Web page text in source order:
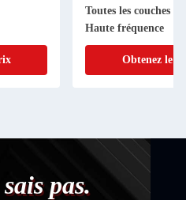
Toutes les couches
Haute fréquence
Obtenez le
pas.